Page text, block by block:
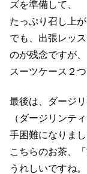
ズを準備して、
たっぷり召し上
でも、出張レッ
のが残念ですが、
スーツケース２
最後は、ダージ
（ダージリンテ
手困難になりま
こちらのお茶、
うれしいですね。